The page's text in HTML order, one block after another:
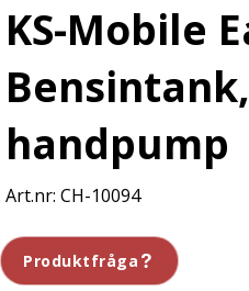
KS-Mobile
handpump
CH-10094
Produktfråga